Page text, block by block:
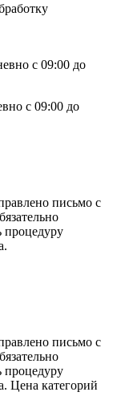
с 09:00 до
с 09:00 до
письмо с
процедуру
письмо с
процедуру
Цена категорий